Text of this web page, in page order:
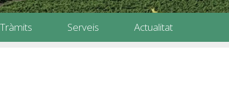
Tràmits Serveis Actualitat